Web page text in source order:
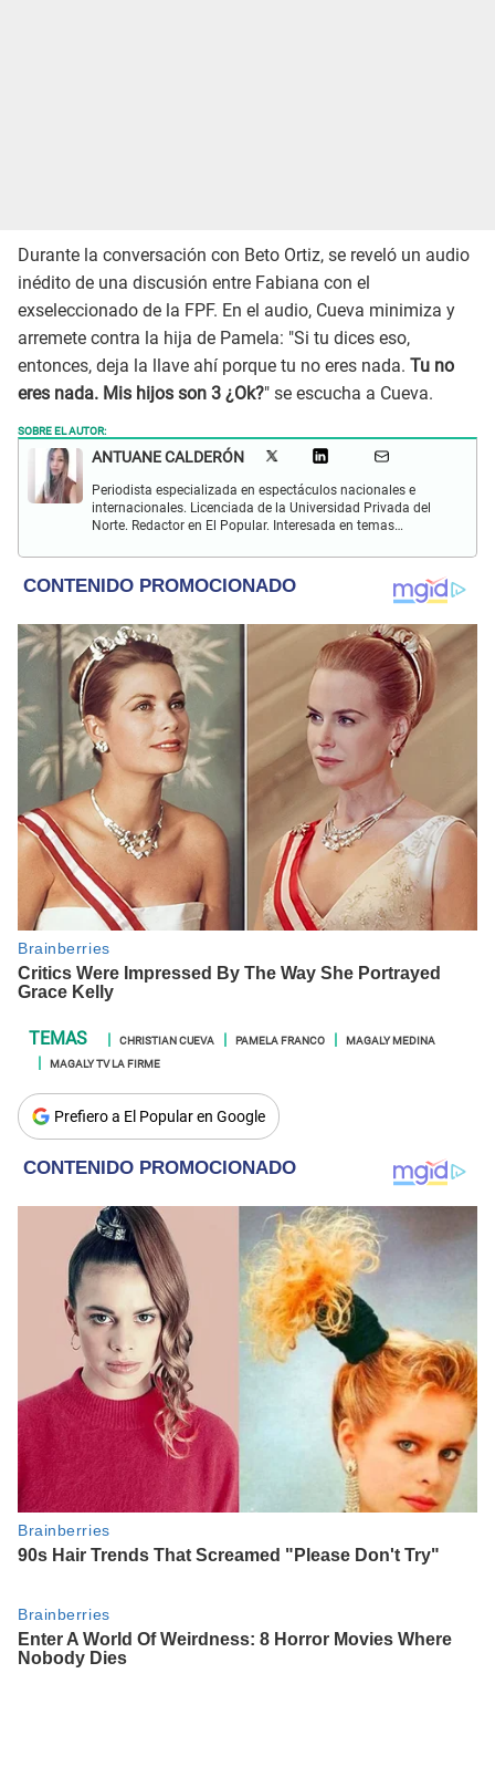
Durante la conversación con Beto Ortiz, se reveló un audio
inédito de una discusión entre Fabiana con el
exseleccionado de la FPF. En el audio, Cueva minimiza y
arremete contra la hija de Pamela: "Si tu dices eso,
entonces, deja la llave ahí porque tu no eres nada. Tu no
eres nada. Mis hijos son 3 ¿Ok?" se escucha a Cueva.
SOBRE EL AUTOR:
ANTUANE CALDERÓN
Periodista especializada en espectáculos nacionales e
internacionales. Licenciada de la Universidad Privada del
Norte. Redactor en El Popular. Interesada en temas
y televisión.
CHRISTIAN CUEVA PAMELA FRANCO
MAGALY MEDINA
MAGALY TV LA FIRME
Prefiero a El Popular en Google